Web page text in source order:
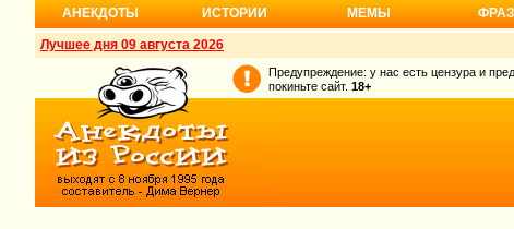
АНЕКДОТЫ ИСТОРИИ МЕМЫ
Лучшее дня 09 августа 2026
Предупреждение: у нас есть цензура и
покиньте сайт. 18+